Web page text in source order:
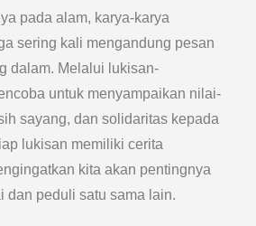
pada alam, karya-karya
sering kali mengandung pesan
dalam. Melalui lukisan-
untuk menyampaikan nilai-
sayang, dan solidaritas kepada
lukisan memiliki cerita
kita akan pentingnya
dan peduli satu sama lain.